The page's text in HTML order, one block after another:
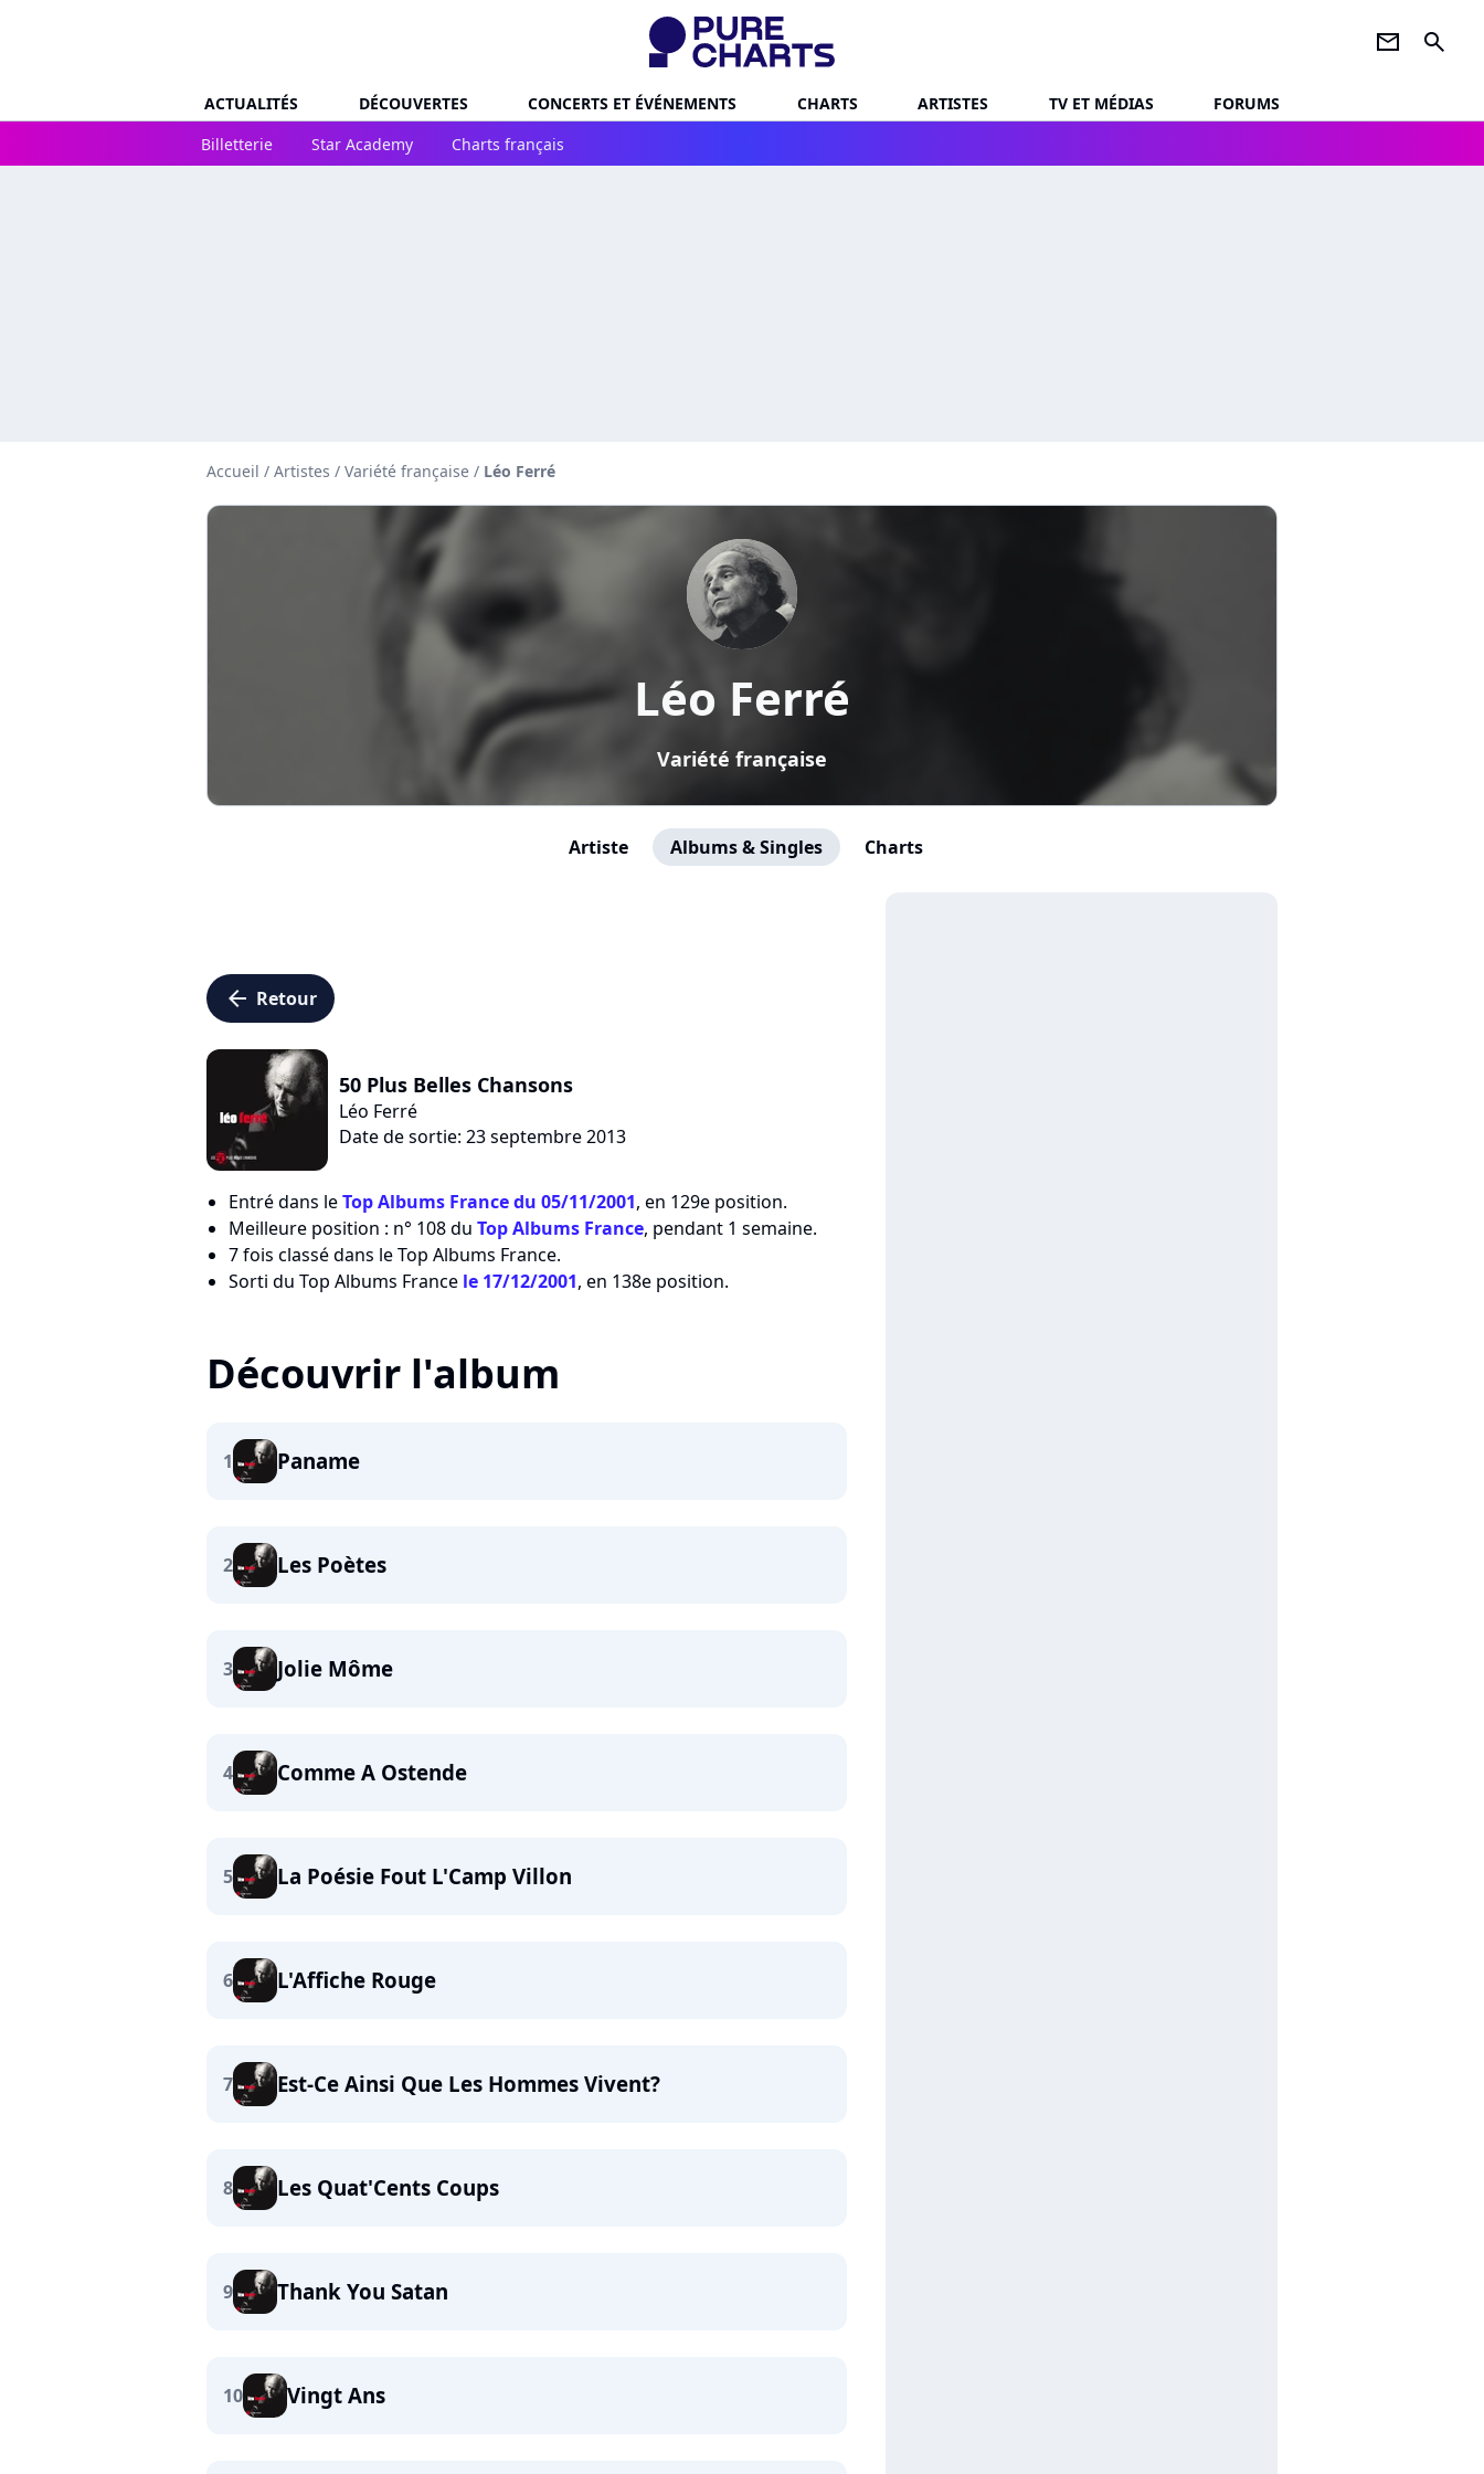
newsletter search
ACTUALITÉS DÉCOUVERTES CONCERTS ET ÉVÉNEMENTS CHARTS ARTISTES TV ET MÉDIAS
FORUMS
Billetterie
Star Academy Charts français
Accueil / Artistes / Variété française / Léo Ferré
Léo Ferré
Variété française
Artiste Albums & Singles Charts
arrow_left Retour
50 Plus Belles Chansons
Léo Ferré
Date de sortie: 23 septembre 2013
Entré dans leTop Albums France du 05/11/2001, en 129e position.
Meilleure position : n° 108 du Top Albums France, pendant 1 semaine.
7 fois classé dans le Top Albums France.
Sorti du Top Albums France le 17/12/2001, en 138e position.
Découvrir l'album
1 Paname
2 Les Poètes
3 Jolie Môme
4 Comme A Ostende
5 La Poésie Fout L'Camp Villon
6 L'Affiche Rouge
7 Est-Ce Ainsi Que Les Hommes Vivent?
8 Les Quat'Cents Coups
9 Thank You Satan
10 Vingt Ans